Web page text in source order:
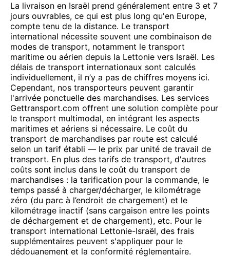
La livraison en Israël prend généralement entre 3 et 7
jours ouvrables, ce qui est plus long qu'en Europe,
compte tenu de la distance. Le transport
international nécessite souvent une combinaison de
modes de transport, notamment le transport
maritime ou aérien depuis la Lettonie vers Israël. Les
délais de transport internationaux sont calculés
individuellement, il n’y a pas de chiffres moyens ici.
Cependant, nos transporteurs peuvent garantir
l'arrivée ponctuelle des marchandises. Les services
Gettransport.com offrent une solution complète pour
le transport multimodal, en intégrant les aspects
maritimes et aériens si nécessaire. Le coût du
transport de marchandises par route est calculé
selon un tarif établi — le prix par unité de travail de
transport. En plus des tarifs de transport, d'autres
coûts sont inclus dans le coût du transport de
marchandises : la tarification pour la commande, le
temps passé à charger/décharger, le kilométrage
zéro (du parc à l’endroit de chargement) et le
kilométrage inactif (sans cargaison entre les points
de déchargement et de chargement), etc. Pour le
transport international Lettonie-Israël, des frais
supplémentaires peuvent s'appliquer pour le
dédouanement et la conformité réglementaire.